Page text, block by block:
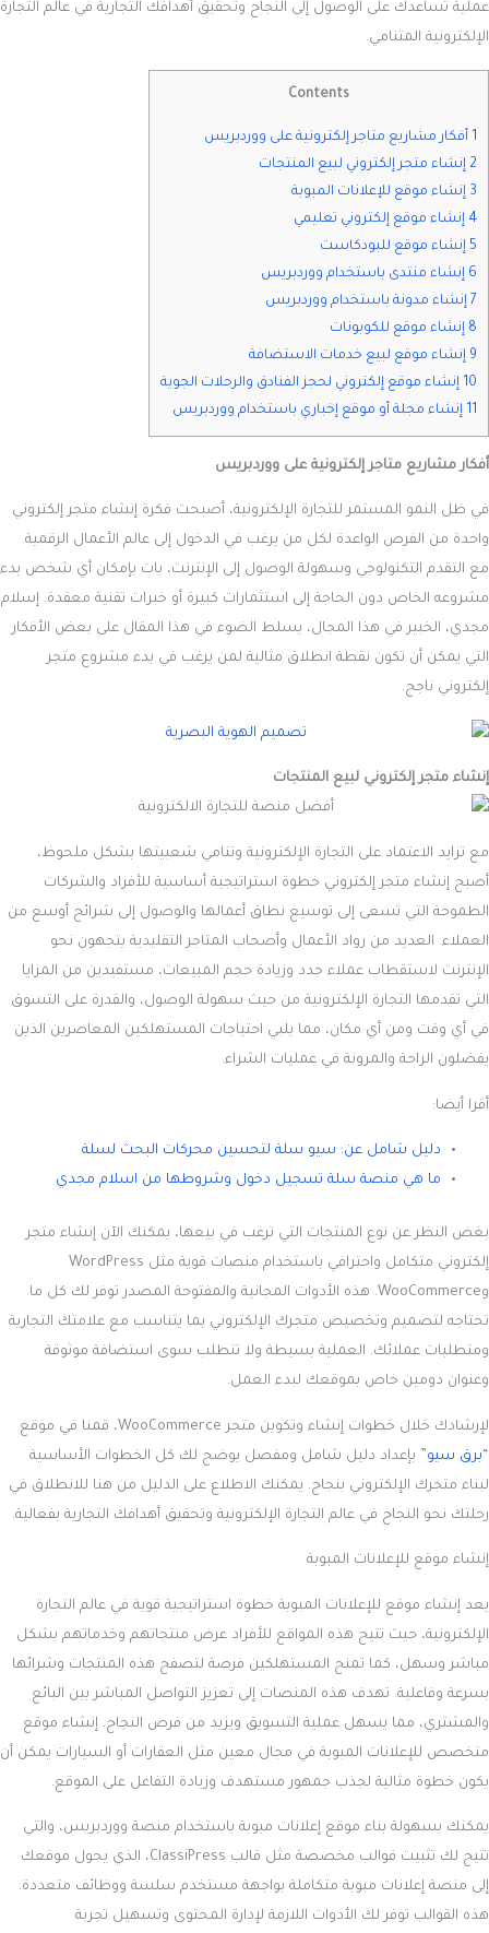
عملية تساعدك على الوصول إلى النجاح وتحقيق أهدافك التجارية في عالم التجارة
الإلكترونية المتنامي.
Contents
1 أفكار مشاريع متاجر إلكترونية على ووردبريس
2 إنشاء متجر إلكتروني لبيع المنتجات
3 إنشاء موقع للإعلانات المبوبة
4 إنشاء موقع إلكتروني تعليمي
5 إنشاء موقع للبودكاست
6 إنشاء منتدى باستخدام ووردبريس
7 إنشاء مدونة باستخدام ووردبريس
8 إنشاء موقع للكوبونات
9 إنشاء موقع لبيع خدمات الاستضافة
10 إنشاء موقع إلكتروني لحجز الفنادق والرحلات الجوية
11 إنشاء مجلة أو موقع إخباري باستخدام ووردبريس
أفكار مشاريع متاجر إلكترونية على ووردبريس
في ظل النمو المستمر للتجارة الإلكترونية، أصبحت فكرة إنشاء متجر إلكتروني
واحدة من الفرص الواعدة لكل من يرغب في الدخول إلى عالم الأعمال الرقمية.
مع التقدم التكنولوجي وسهولة الوصول إلى الإنترنت، بات بإمكان أي شخص بدء
مشروعه الخاص دون الحاجة إلى استثمارات كبيرة أو خبرات تقنية معقدة. إسلام
مجدي، الخبير في هذا المجال، يسلط الضوء في هذا المقال على بعض الأفكار
التي يمكن أن تكون نقطة انطلاق مثالية لمن يرغب في بدء مشروع متجر
إلكتروني ناجح.
إنشاء متجر إلكتروني لبيع المنتجات
مع تزايد الاعتماد على التجارة الإلكترونية وتنامي شعبيتها بشكل ملحوظ،
أصبح إنشاء متجر إلكتروني خطوة استراتيجية أساسية للأفراد والشركات
الطموحة التي تسعى إلى توسيع نطاق أعمالها والوصول إلى شرائح أوسع من
العملاء. العديد من رواد الأعمال وأصحاب المتاجر التقليدية يتجهون نحو
الإنترنت لاستقطاب عملاء جدد وزيادة حجم المبيعات، مستفيدين من المزايا
التي تقدمها التجارة الإلكترونية من حيث سهولة الوصول، والقدرة على التسوق
في أي وقت ومن أي مكان، مما يلبي احتياجات المستهلكين المعاصرين الذين
يفضلون الراحة والمرونة في عمليات الشراء.
أقرا أيضا:
دليل شامل عن: سيو سلة لتحسين محركات البحث لسلة
ما هي منصة سلة تسجيل دخول وشروطها من اسلام مجدي
بغض النظر عن نوع المنتجات التي ترغب في بيعها، يمكنك الآن إنشاء متجر
إلكتروني متكامل واحترافي باستخدام منصات قوية مثل WordPress
وWooCommerce. هذه الأدوات المجانية والمفتوحة المصدر توفر لك كل ما
تحتاجه لتصميم وتخصيص متجرك الإلكتروني بما يتناسب مع علامتك التجارية
ومتطلبات عملائك. العملية بسيطة ولا تتطلب سوى استضافة موثوقة
وعنوان دومين خاص بموقعك لبدء العمل.
لإرشادك خلال خطوات إنشاء وتكوين متجر WooCommerce، قمنا في موقع
“برق سيو” بإعداد دليل شامل ومفصل يوضح لك كل الخطوات الأساسية
لبناء متجرك الإلكتروني بنجاح. يمكنك الاطلاع على الدليل من هنا للانطلاق في
رحلتك نحو النجاح في عالم التجارة الإلكترونية وتحقيق أهدافك التجارية بفعالية.
إنشاء موقع للإعلانات المبوبة
يعد إنشاء موقع للإعلانات المبوبة خطوة استراتيجية قوية في عالم التجارة
الإلكترونية، حيث تتيح هذه المواقع للأفراد عرض منتجاتهم وخدماتهم بشكل
مباشر وسهل، كما تمنح المستهلكين فرصة لتصفح هذه المنتجات وشرائها
بسرعة وفاعلية. تهدف هذه المنصات إلى تعزيز التواصل المباشر بين البائع
والمشتري، مما يسهل عملية التسويق ويزيد من فرص النجاح. إنشاء موقع
متخصص للإعلانات المبوبة في مجال معين مثل العقارات أو السيارات يمكن أن
يكون خطوة مثالية لجذب جمهور مستهدف وزيادة التفاعل على الموقع.
يمكنك بسهولة بناء موقع إعلانات مبوبة باستخدام منصة ووردبريس، والتي
تتيح لك تثبيت قوالب مخصصة مثل قالب ClassiPress، الذي يحول موقعك
إلى منصة إعلانات مبوبة متكاملة بواجهة مستخدم سلسة ووظائف متعددة.
هذه القوالب توفر لك الأدوات اللازمة لإدارة المحتوى وتسهيل تجربة